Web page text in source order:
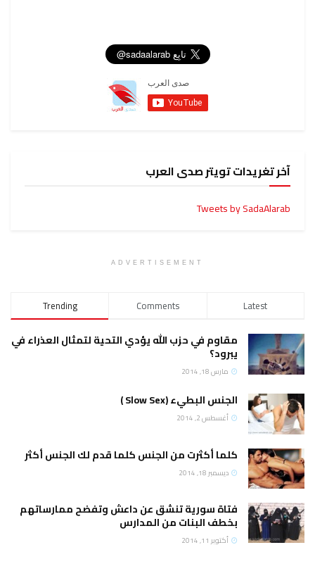
آخر تغريدات تويتر صدى العرب
Tweets by SadaAlarab
ADVERTISEMENT
Trending Comments Latest
مقاوم في حزب الله يؤدي التحية لتمثال العذراء في
يبرود؟
مارس 18, 2014
الجنس البطيء (Slow Sex )
أغسطس 2, 2014
كلما أكثرت من الجنس كلما قدم لك الجنس أكثر
ديسمبر 18, 2014
فتاة سورية تنشق عن داعش وتفضح ممارساتهم
بخطف البنات من المدارس
أكتوبر 11, 2014